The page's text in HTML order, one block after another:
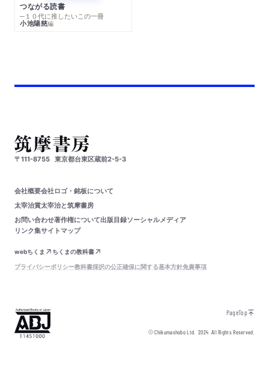
つながる読書
─１０代に推したいこの一冊
小池陽慈編
〒111-8755 東京都台東区蔵前2-5-3
会社概要会社ロゴ・銘板について
太宰治賞太宰治と筑摩書房
お問い合わせ著作権について出版目録ソーシャルメディア
リンク集サイトマップ
webちくま
ちくまの教科書
プライバシーポリシー教科書採択の公正確保に関する基本方針免責事項
PageTop
© Chikumashobo Ltd.2024 All Rights Reserved.